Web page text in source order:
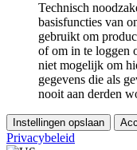
Technisch
basisfuncties van
gebruikt om
of om in te loggen
niet mogelijk om
gegevens die als
nooit aan derden
Instellingen opslaan
Privacybeleid